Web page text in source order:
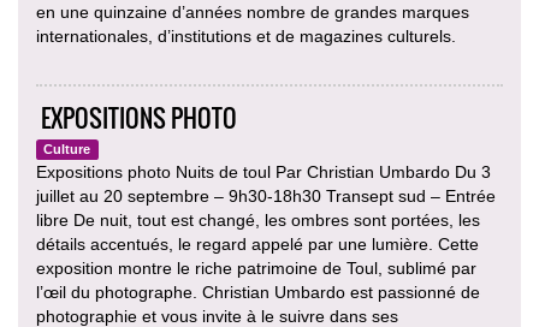
en une quinzaine d’années nombre de grandes marques
internationales, d’institutions et de magazines culturels.
EXPOSITIONS PHOTO
Culture
Expositions photo Nuits de toul Par Christian Umbardo Du 3
juillet au 20 septembre – 9h30-18h30 Transept sud – Entrée
libre De nuit, tout est changé, les ombres sont portées, les
détails accentués, le regard appelé par une lumière. Cette
exposition montre le riche patrimoine de Toul, sublimé par
l’œil du photographe. Christian Umbardo est passionné de
photographie et vous invite à le suivre dans ses